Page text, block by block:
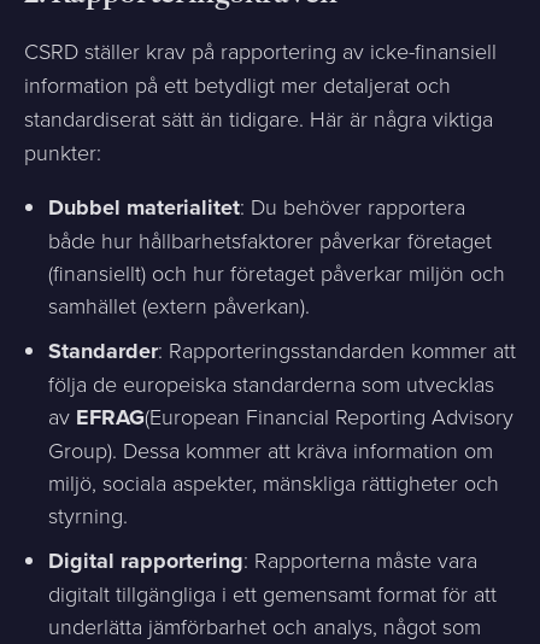
CSRD ställer krav på rapportering av icke-finansiell
information på ett betydligt mer detaljerat och
standardiserat sätt än tidigare. Här är några viktiga
punkter:
Dubbel materialitet: Du behöver rapportera
både hur hållbarhetsfaktorer påverkar företaget
(finansiellt) och hur företaget påverkar miljön och
samhället (extern påverkan).
Standarder: Rapporteringsstandarden kommer att
följa de europeiska standarderna som utvecklas
av EFRAG(European Financial Reporting Advisory
Group). Dessa kommer att kräva information om
miljö, sociala aspekter, mänskliga rättigheter och
styrning.
Digital rapportering: Rapporterna måste vara
digitalt tillgängliga i ett gemensamt format för att
underlätta jämförbarhet och analys, något som